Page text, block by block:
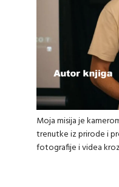
Moja misija je
trenutke iz prirode i
fotografije i videa